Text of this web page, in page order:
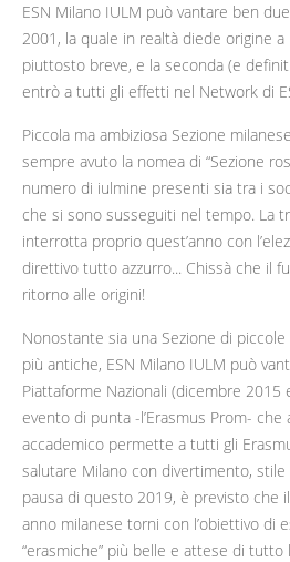
ESN Milano IULM può vantare ben
2001, la quale in realtà diede origine
piuttosto breve, e la seconda (e
entrò a tutti gli effetti nel Network di
Piccola ma ambiziosa Sezione
sempre avuto la nomea di “Sezione
numero di iulmine presenti sia tra i
che si sono susseguiti nel tempo. La
interrotta proprio quest’anno con
direttivo tutto azzurro... Chissà che il
ritorno alle origini!
Nonostante sia una Sezione di
più antiche, ESN Milano IULM può
Piattaforme Nazionali (dicembre 2015
evento di punta -l’Erasmus Prom- che
accademico permette a tutti gli
salutare Milano con divertimento, stile
pausa di questo 2019, è previsto che
anno milanese torni con l’obiettivo di
“erasmiche” più belle e attese di tutto